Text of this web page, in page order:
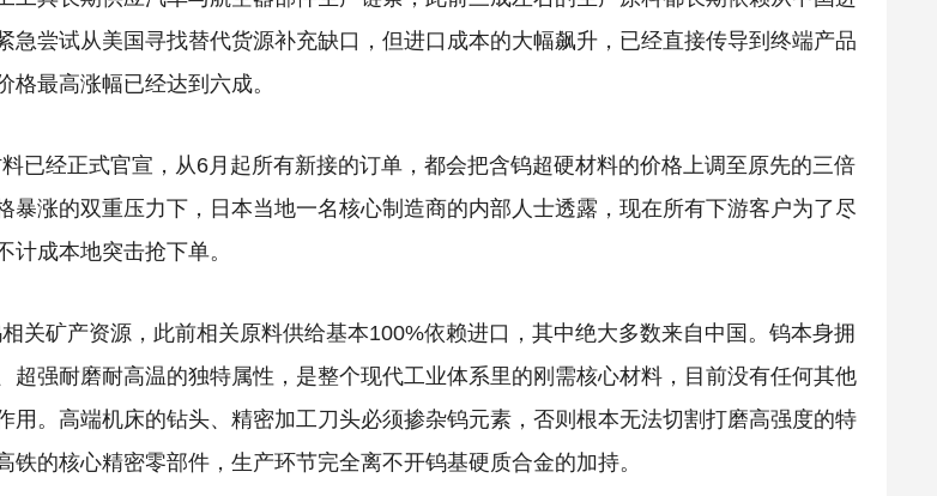
急尝试从美国寻找替代货源补充缺口，但进口成本的大幅飙升，已经直接传导到终端产品
格最高涨幅已经达到六成。
已经正式官宣，从6月起所有新接的订单，都会把含钨超硬材料的价格上调至原先的三倍
暴涨的双重压力下，日本当地一名核心制造商的内部人士透露，现在所有下游客户为了尽
计成本地突击抢下单。
关矿产资源，此前相关原料供给基本100%依赖进口，其中绝大多数来自中国。钨本身拥
超强耐磨耐高温的独特属性，是整个现代工业体系里的刚需核心材料，目前没有任何其他
用。 高端机床的钻头、精密加工刀头必须掺杂钨元素，否则根本无法切割打磨高强度的特
铁的核心精密零部件，生产环节完全离不开钨基硬质合金的加持。